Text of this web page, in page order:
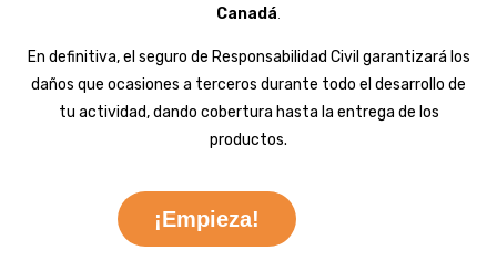
Canadá.
En definitiva, el seguro de Responsabilidad Civil garantizará los
daños que ocasiones a terceros durante todo el desarrollo de
tu actividad, dando cobertura hasta la entrega de los
productos.
¡Empieza!